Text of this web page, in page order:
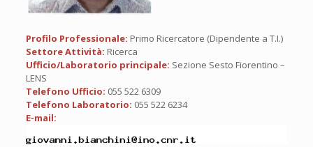
Profilo Professionale: Primo Ricercatore (Dipendente a T.I.)
Settore Attività: Ricerca
Ufficio/Laboratorio principale: Sezione Sesto Fiorentino –
LENS
Telefono Ufficio: 055 522 6309
Telefono Laboratorio: 055 522 6234
E-mail: